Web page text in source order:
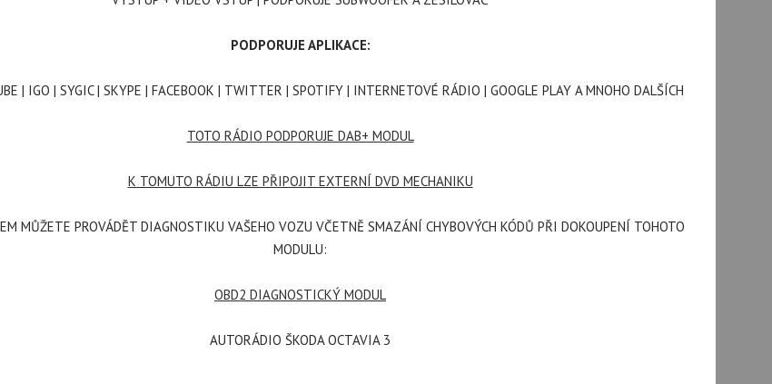
PODPORUJE APLIKACE:
| IGO | SYGIC | SKYPE | FACEBOOK | TWITTER | SPOTIFY | INTERNETOVÉ RÁDIO | GOOGLE PLAY A MNOHO DALŠÍCH
TOTO RÁDIO PODPORUJE DAB+ MODUL
K TOMUTO RÁDIU LZE PŘIPOJIT EXTERNÍ DVD MECHANIKU
MŮŽETE PROVÁDĚT DIAGNOSTIKU VAŠEHO VOZU VČETNĚ SMAZÁNÍ CHYBOVÝCH KÓDŮ PŘI DOKOUPENÍ TOHOTO
MODULU:
OBD2 DIAGNOSTICKÝ MODUL
AUTORÁDIO ŠKODA OCTAVIA 3